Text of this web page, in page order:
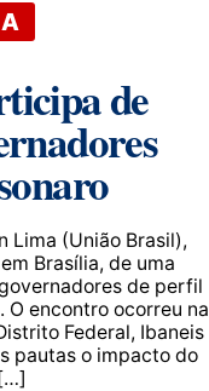
de
Lima (União Brasil),
Brasília, de uma
de perfil
encontro ocorreu na
Federal, Ibaneis
pautas o impacto do